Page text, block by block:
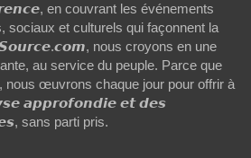
en couvrant les événements
sociaux et culturels qui façonnent la
nous croyons en une
au service du peuple. Parce que
nous œuvrons chaque jour pour offrir à
𝙖𝙥𝙥𝙧𝙤𝙛𝙤𝙣𝙙𝙞𝙚 𝙚𝙩 𝙙𝙚𝙨
sans parti pris.